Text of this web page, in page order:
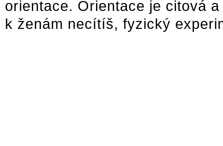
orientace. Orientace je citová
k ženám necítíš, fyzický